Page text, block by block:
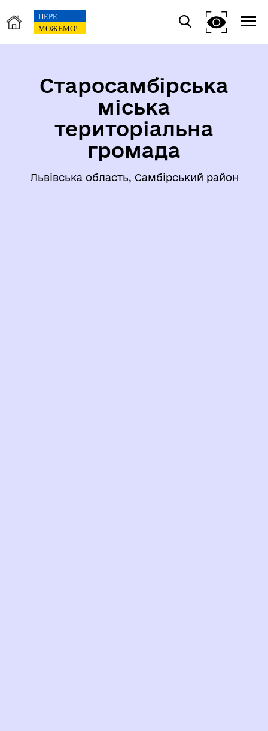
Старосамбірська
міська
територіальна
громада
Львівська область, Самбірський район